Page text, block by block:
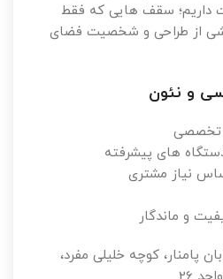
داریم؛ سقف هایی که فقط
از طراحی و شخصیت فضای
و نئون
های پیشرفته
نیاز مشتری
و ماندگار
پامنار، کوچه خلیلی مفرد،